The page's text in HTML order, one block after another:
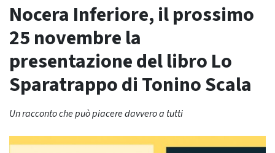
Nocera Inferiore, il prossimo
25 novembre la
presentazione del libro Lo
Sparatrappo di Tonino Scala
Un racconto che può piacere davvero a tutti